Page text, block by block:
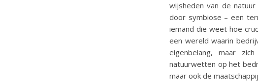
wijsheden van de
door symbiose – een
iemand die weet hoe
een wereld waarin
eigenbelang, maar
natuurwetten op het
maar ook de